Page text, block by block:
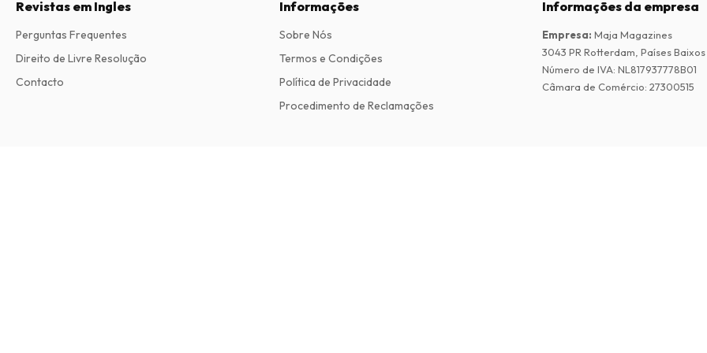
Revistas em Ingles
Perguntas Frequentes
Direito de Livre Resolução
Contacto
Informações
Sobre Nós
Termos e Condições
Política de Privacidade
Procedimento de Reclamações
Informações da empresa
Empresa: Maja Magazines
3043 PR Rotterdam, Países Baixos
Número de IVA: NL817937778B01
Câmara de Comércio: 27300515